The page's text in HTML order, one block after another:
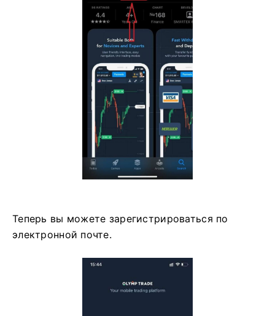
Теперь вы можете зарегистрироваться по
электронной почте.